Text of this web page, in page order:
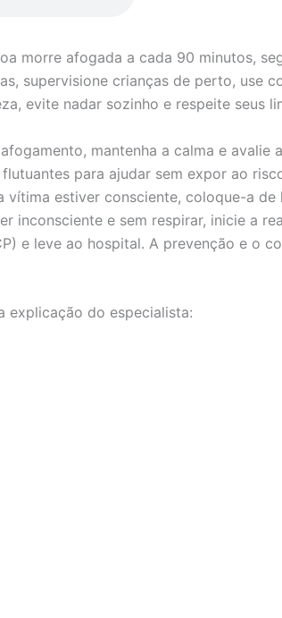
morre afogada a cada 90 minutos,
supervisione crianças de perto, use
evite nadar sozinho e respeite seus
mantenha a calma e avalie
para ajudar sem expor ao
vítima estiver consciente, coloque-a
inconsciente e sem respirar, inicie a
e leve ao hospital. A prevenção e o
explicação do especialista: